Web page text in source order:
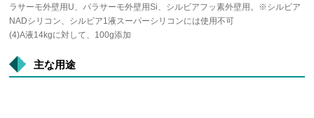
ラサーモ外壁用U、パラサーモ外壁用Si、シルビアフッ素外壁用。※シルビア
NADシリコン、シルビア1液スーパーシリコンには使用不可
(4)A液14kgに対して、100g添加
主な用途